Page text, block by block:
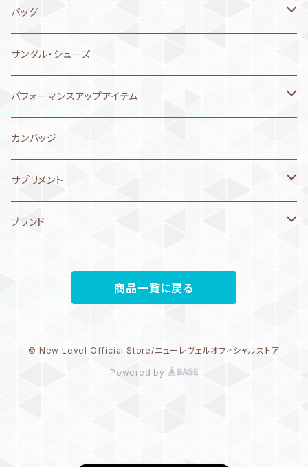
4月21日～30日
4月11日～20日
4月1日～10日
3月21日～31日
3月11日～20日
3月1日～10日
2月11日～20日
2月1日～10日
2025年8月
2025年6月
2025年5月
2025年3月
シリコンキャップ
ゴーグル
セームタオル
サプリメント
ウェア
バッグ
バッジ
arena アリーナ
MIZUNO ミズノ
arena アリーナ
メンズ 練習用水着
MIZUNO ミズノ
arena アリーナ
Jaked
ボーイズ 練習水着
MIZUNO ミズノ
arena アリーナ
レディス 練習用水着
MIZUNO ミズノ
arena アリーナ
phelps/MP/Aquasphere
ガールズ 練習水着
MIZUNO ミズノ
arena アリーナ
phelps/MP/Aquasphere
Aquasphere アクアスフィア
SWANS スワンズ
Jaked ジャケド
speedo スピード
シュノーケル
フィン
プルブイ
ストレッチコード
ボール
バンド
次世代トレーニングシリーズ
MP MICHAEL PHELPS
SWANS
VIEW
ノンクッション
ゴーグルケース
タオル
セームタオル
マイクロファイバータオル
phelps/MP/Aquasphere
マスク
シリコンキャップ
レースキャップ
arena アリーナ
2WAYキャップ
ハーフパンツ
ショートパンツ
ジャケット
Tシャツ
ポロシャツ
コート・アウター
arena アリーナ
MIZUNO ミズノ
バッグ
arena アリーナ
MIZUNO ミズノ
speedo スピード
AQUASPHERE アクアスフィア
リュック・バックパック
プルーフバッグ
マルチバッグ・ナップサック
サンダル・シューズ
パフォーマンスアップアイテム
コンプレスポーツ
AddElm
ベネクス
カンバッジ
サプリメント
エネルギーチャージ
ブランド
MIZUNO ミズノ
arena アリーナ
商品一覧に戻る
© New Level Official Store/ニューレヴェルオフィシャルストア
Powered by